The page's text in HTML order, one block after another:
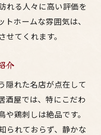
れる人々に高い評価を
ホームな雰囲気は、
てくれます。
介
隠れた名店が点在して
酒屋では、特にこだわ
鶏刺しは絶品です。
られておらず、静かな